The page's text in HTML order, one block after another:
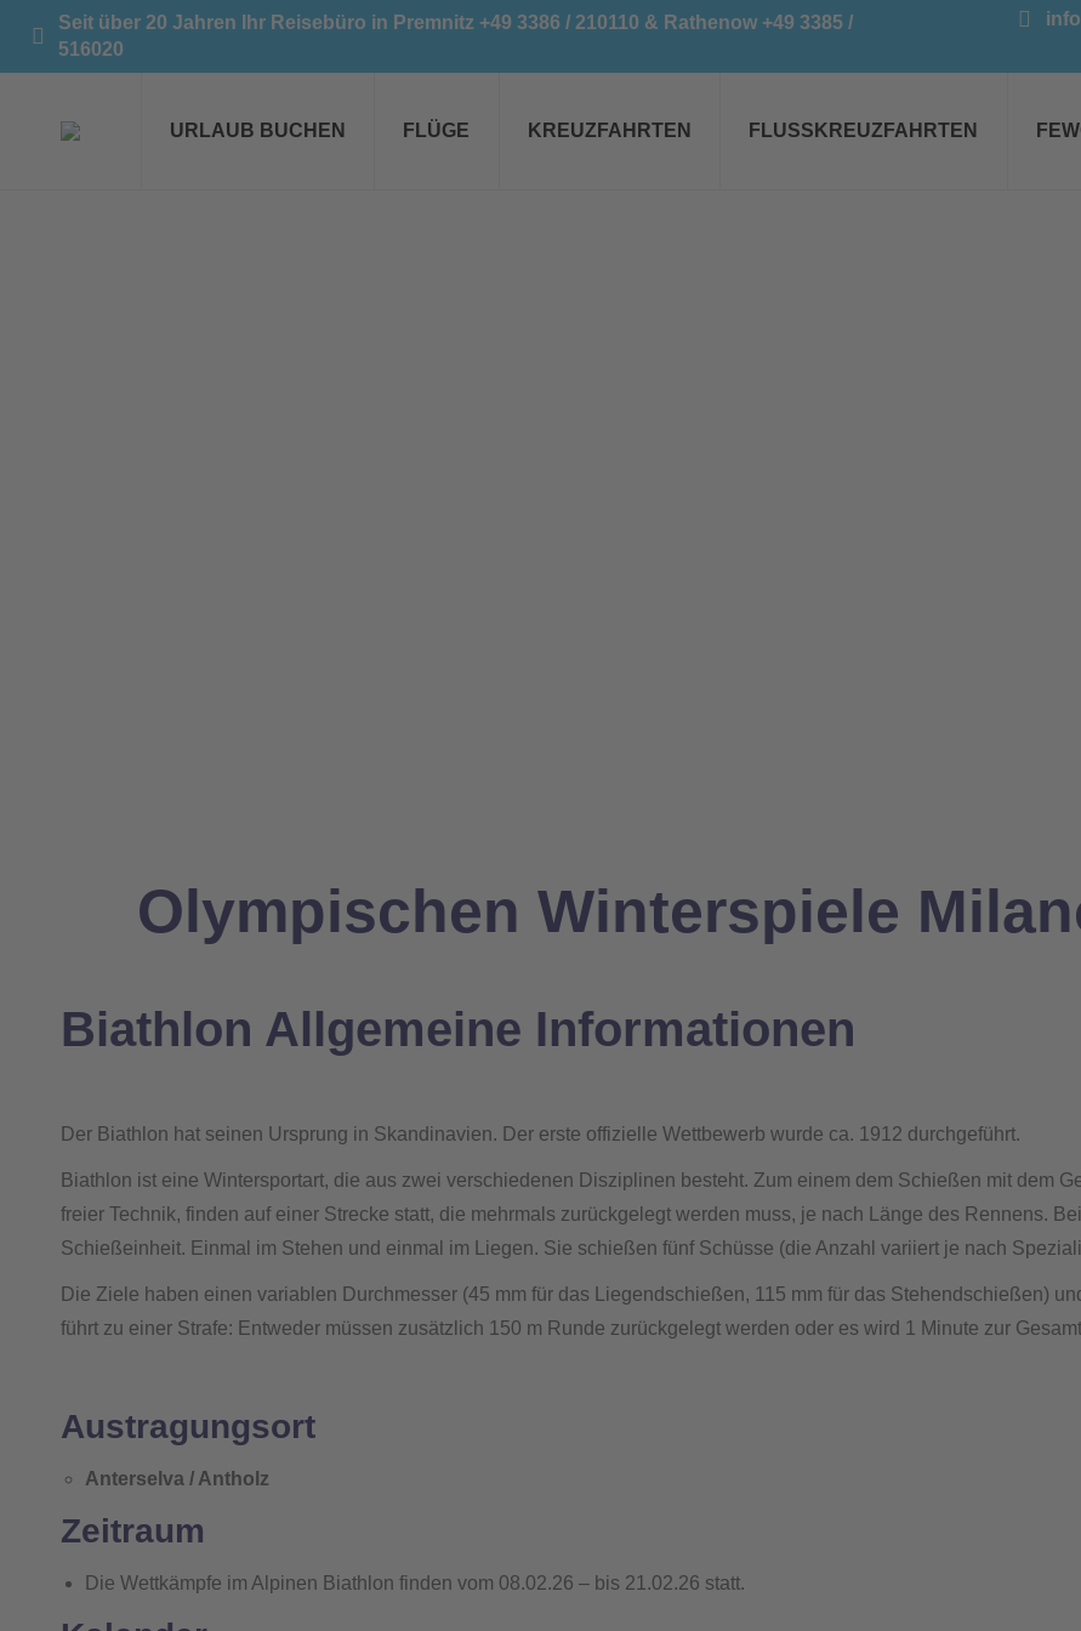
Seit über 20 Jahren Ihr Reisebüro in Premnitz +49 3386 / 210110 & Rathenow +49 3385 /
516020
URLAUB BUCHEN FLÜGE KREUZFAHRTEN FLUSSKREUZFAHRTEN
Olympischen Winterspiele
Biathlon Allgemeine Informationen
Der Biathlon hat seinen Ursprung in Skandinavien. Der erste offizielle Wettbewerb wurde ca. 1912 durchgeführt.
Biathlon ist eine Wintersportart, die aus zwei verschiedenen Disziplinen besteht. Zum einem dem Schießen mit dem
freier Technik, finden auf einer Strecke statt, die mehrmals zurückgelegt werden muss, je nach Länge des Rennens.
Schießeinheit. Einmal im Stehen und einmal im Liegen. Sie schießen fünf Schüsse (die Anzahl variiert je nach
Die Ziele haben einen variablen Durchmesser (45 mm für das Liegendschießen, 115 mm für das Stehendschießen)
führt zu einer Strafe: Entweder müssen zusätzlich 150 m Runde zurückgelegt werden oder es wird 1 Minute zur
Austragungsort
Anterselva / Antholz
Zeitraum
Die Wettkämpfe im Alpinen Biathlon finden vom 08.02.26 – bis 21.02.26 statt.